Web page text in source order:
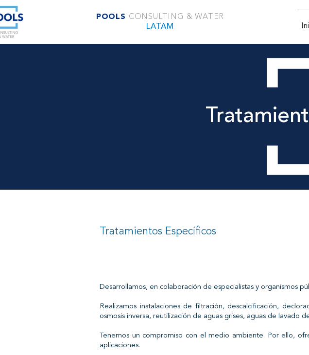
POOLS CONSULTING & WATER
LATAM
Tratamientos Específicos
Desarrollamos, en colaboración de especialistas y organismos
Realizamos instalaciones de filtración, descalcificación,
osmosis inversa, reutilización de aguas grises, aguas de lavado
Tenemos un compromiso con el medio ambiente. Por ello,
aplicaciones.